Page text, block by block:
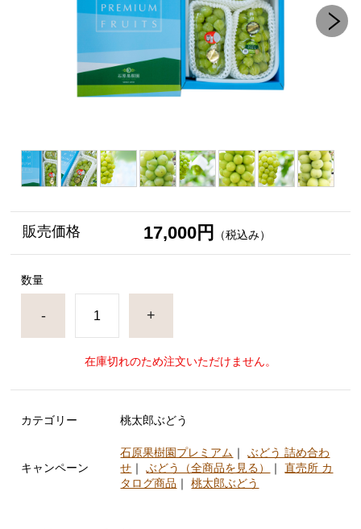
販売価格 17,000円 （税込み）
数量
- +
在庫切れのため注文いただけません。
カテゴリー 桃太郎ぶどう
キャンペーン
石原果樹園プレミアム ｜ぶどう 詰め合わ
せ ｜ぶどう（全商品を見る） ｜直売所 カ
タログ商品 ｜桃太郎ぶどう